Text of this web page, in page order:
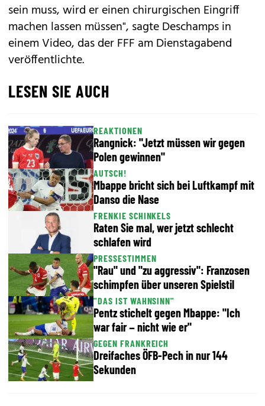
sein muss, wird er einen chirurgischen Eingriff
machen lassen müssen", sagte Deschamps in
einem Video, das der FFF am Dienstagabend
veröffentlichte.
LESEN SIE AUCH
REAKTIONEN
Rangnick: "Jetzt müssen wir gegen
Polen gewinnen"
AUTSCH!
Mbappe bricht sich bei Luftkampf mit
Danso die Nase
FRENKIE SCHINKELS
Raten Sie mal, wer jetzt schlecht
schlafen wird
PRESSESTIMMEN
"Rau" und "zu aggressiv": Franzosen
schimpfen über unseren Spielstil
"DAS IST WAHNSINN"
Pentz stichelt gegen Mbappe: "Ich
war fair – nicht wie er"
GEGEN FRANKREICH
Dreifaches ÖFB-Pech in nur 144
Sekunden